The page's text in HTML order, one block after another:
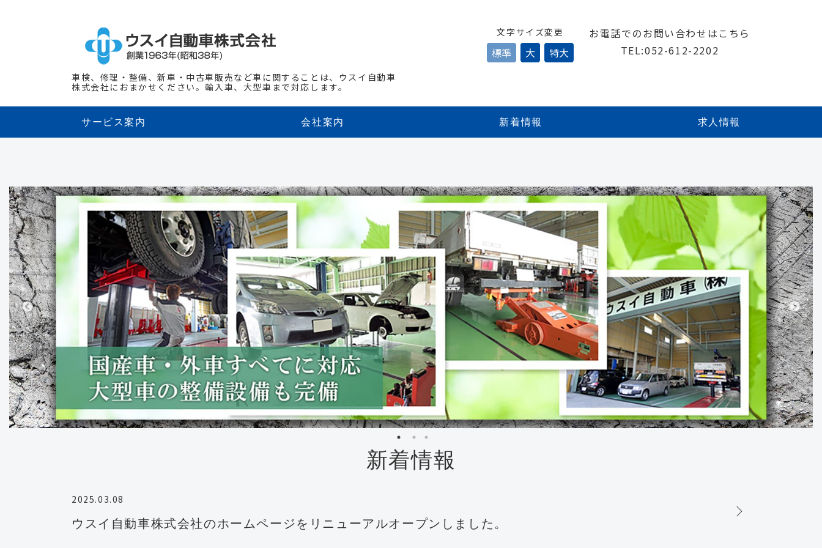
車検、修理・整備、新車・中古車販売など車に関することは、ウスイ自動車
株式会社におまかせください。輸入車、大型車まで対応します。
お電話でのお問い合わせはこちら
TEL:052-612-2202
文字サイズ変更
標準 大 特大
サービス案内 会社案内 新着情報 求人情報
新着情報
2025.03.08
ウスイ自動車株式会社のホームページをリニューアルオープンしました。